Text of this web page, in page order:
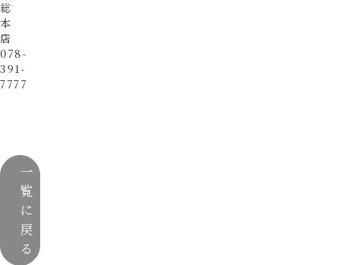
総
本
店
078-
391-
7777
一
覧
に
戻
る